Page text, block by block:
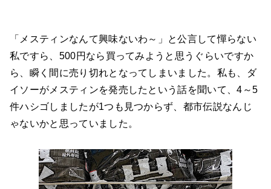
「メスティンなんて興味ないわ～」と公言して憚らない
私ですら、500円なら買ってみようと思うぐらいですか
ら、瞬く間に売り切れとなってしまいました。私も、ダ
イソーがメスティンを発売したという話を聞いて、4～5
件ハシゴしましたが1つも見つからず、都市伝説なんじ
ゃないかと思っていました。